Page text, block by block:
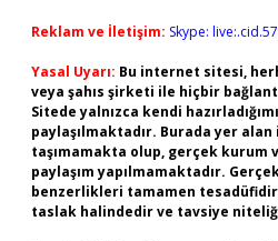
Reklam ve İletişim: Skype:
Yasal Uyarı: Bu internet sitesi,
veya şahıs şirketi ile hiçbir
Sitede yalnızca kendi
paylaşılmaktadır. Burada yer
taşımamakta olup, gerçek kurum
paylaşım yapılmamaktadır.
benzerlikleri tamamen
taslak halindedir ve tavsiye